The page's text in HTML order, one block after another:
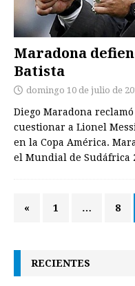
Maradona
Batista
domingo 10 de julio de
Diego Maradona
cuestionar a Lionel
en la Copa América.
el Mundial de Sudáfrica
« 1 … 8
RECIENTES